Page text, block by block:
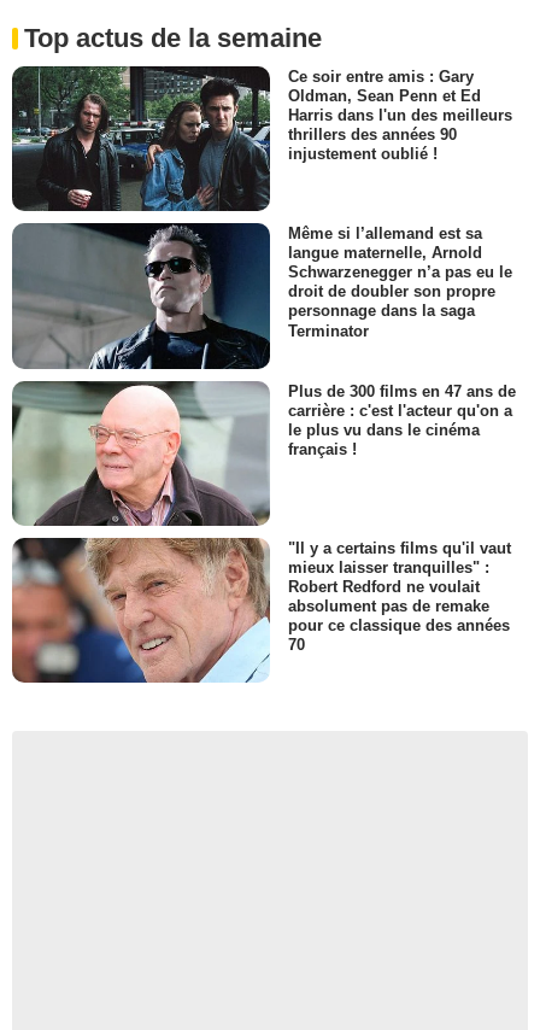
Top actus de la semaine
Ce soir entre amis : Gary
Oldman, Sean Penn et Ed
Harris dans l'un des meilleurs
thrillers des années 90
injustement oublié !
Même si l’allemand est sa
langue maternelle, Arnold
Schwarzenegger n’a pas eu le
droit de doubler son propre
personnage dans la saga
Terminator
Plus de 300 films en 47 ans de
carrière : c'est l'acteur qu'on a
le plus vu dans le cinéma
français !
"Il y a certains films qu'il vaut
mieux laisser tranquilles" :
Robert Redford ne voulait
absolument pas de remake
pour ce classique des années
70